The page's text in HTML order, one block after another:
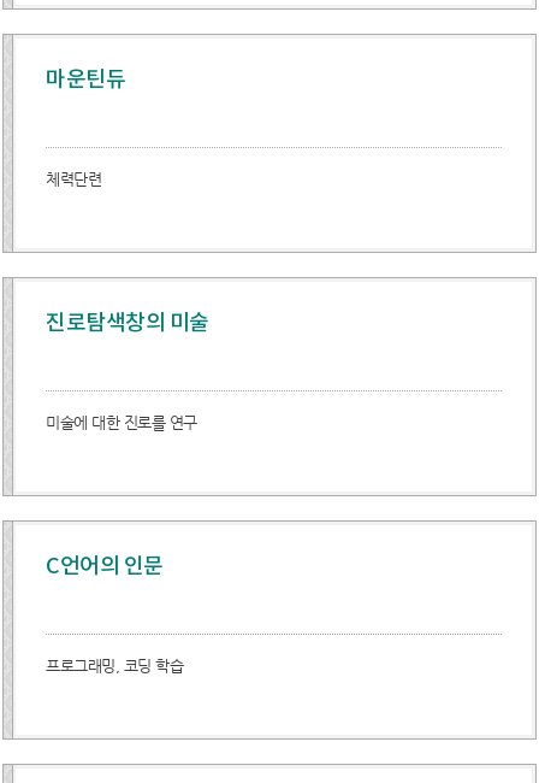
마운틴듀
체력단련
진로탐색창의 미술
미술에 대한 진로를 연구
C언어의 인문
프로그래밍, 코딩 학습